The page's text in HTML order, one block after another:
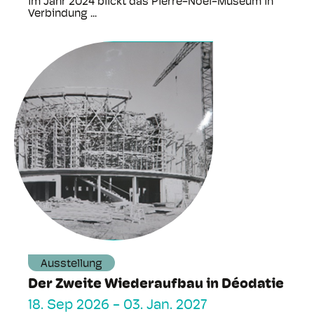
Verbindung ...
Ausstellung
Der Zweite Wiederaufbau in Déodatie
18. Sep 2026 - 03. Jan. 2027